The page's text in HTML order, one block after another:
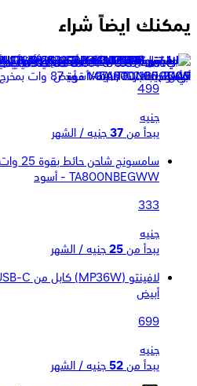
يمكنك ايضاً شراء
بيلكين كابل مضفر USB-C الى USB-C طوله 1 متر - أسود
499
جنيه
يبدأ من 37 جنيه / الشهر
TA800NBEGWW - أسود
333
جنيه
يبدأ من 25 جنيه / الشهر
أبيض
699
جنيه
يبدأ من 52 جنيه / الشهر